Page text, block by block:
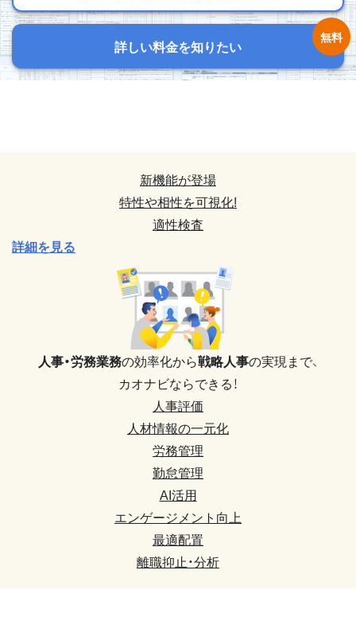
詳しい料金を知りたい
詳しい料金を知りたい
詳しい料金を知りたい
新機能が登場
特性や相性を可視化!
適性検査
詳細を見る
人事・労務業務の効率化から戦略人事の実現まで、
カオナビならできる！
人事評価
人材情報の一元化
労務管理
勤怠管理
AI活用
エンゲージメント向上
最適配置
離職抑止・分析